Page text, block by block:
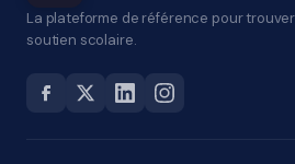
La plateforme de référence pour
soutien scolaire.